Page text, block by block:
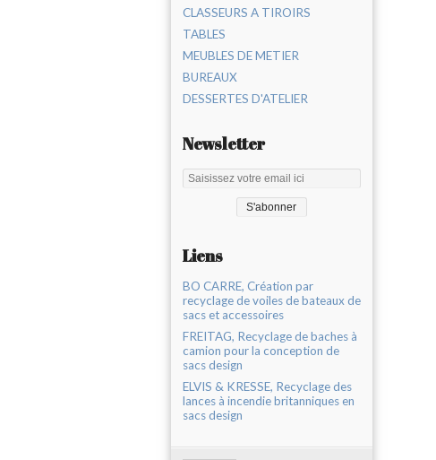
CLASSEURS A TIROIRS
TABLES
MEUBLES DE METIER
BUREAUX
DESSERTES D'ATELIER
Newsletter
Liens
BO CARRE, Création par
recyclage de voiles de bateaux de
sacs et accessoires
FREITAG, Recyclage de baches à
camion pour la conception de
sacs design
ELVIS & KRESSE, Recyclage des
lances à incendie britanniques en
sacs design